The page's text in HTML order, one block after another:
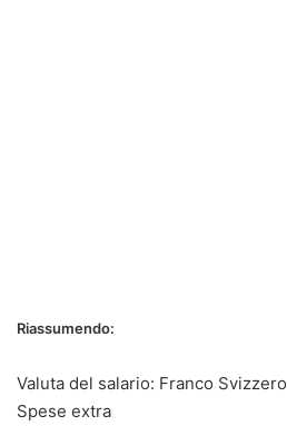
Riassumendo:
Valuta del salario: Franco Svizzero
Spese extra